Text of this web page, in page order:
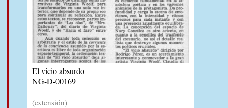
El vicio absurdo
NG-D-00169
(extensión)